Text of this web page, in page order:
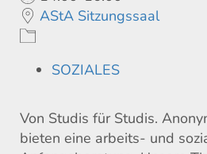
AStA Sitzungssaal
SOZIALES
Von Studis für Studis.
bieten eine arbeits- und